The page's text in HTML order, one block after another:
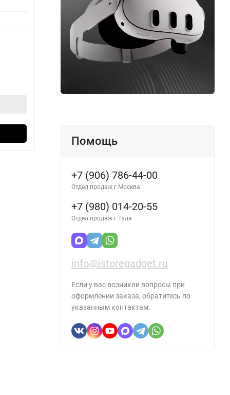
MacBook Pro
Процессор: Apple M5 Max
Память: 2 ТБ
В наличии
Помощь
+7 (906) 786-44-00
Отдел продаж г.Москва
+7 (980) 014-20-55
Отдел продаж г.Тула
info@istoregadget.ru
Если у вас возникли вопросы при
оформлении заказа, обратитесь по
указанным контактам.